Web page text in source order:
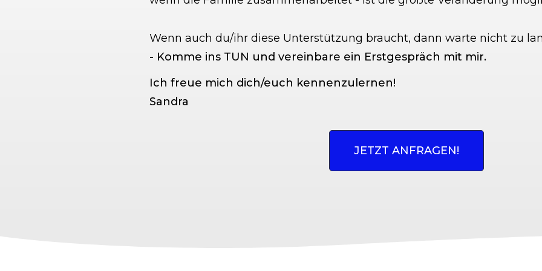
Wenn auch du/ihr diese Unterstützung braucht, dann warte nicht zu
- Komme ins TUN und vereinbare ein Erstgespräch mit mir.
Ich freue mich dich/euch kennenzulernen!
Sandra
JETZT ANFRAGEN!